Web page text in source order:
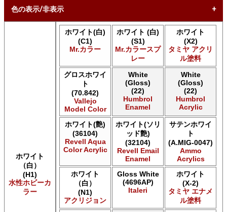
色の表示/非表示
* ボックスをオン/オフにして、同等の色を見つけやすくしま
AK INTERACTIVE AK 3rd Gen Acrylics
AK INTERACTIVE AK Acrylics
AK INTERACTIVE AK Extreme Metal
AK INTERACTIVE AK Real Color
AK INTERACTIVE 新 Real Color
ALCLAD II ALCLAD II
Acrylicos Vallejo Vallejo Diorama FX
Acrylicos Vallejo Vallejo Game Air
Acrylicos Vallejo Vallejo Game Color
Acrylicos Vallejo Vallejo Hobby Paint スプレー
Acrylicos Vallejo Vallejo Liquid Gold
Acrylicos Vallejo Vallejo Mecha Color
Acrylicos Vallejo Vallejo Metal Color
Acrylicos Vallejo Vallejo Model Air
ホワイト
（白）
(H1)
水性ホビーカ
ラー
ホワイト(白)
(C1)
Mr.カラー
ホワイト (白)
(S1)
Mr.カラースプ
レー
ホワイト
(X2)
タミヤ アクリ
ル塗料
グロスホワイ
ト
(70.842)
Vallejo
Model Color
White
(Gloss)
(22)
Humbrol
Enamel
White
(Gloss)
(22)
Humbrol
Acrylic
ホワイト(艶)
(36104)
Revell Aqua
Color Acrylic
ホワイト(ソリ
ッド艶)
(32104)
Revell Email
Enamel
サテンホワイ
ト
(A.MIG-0047)
Ammo
Acrylics
ホワイト
（白）
(N1)
アクリジョン
Gloss White
(4696AP)
Italeri
ホワイト
(X-2)
タミヤ エナメ
ル塗料